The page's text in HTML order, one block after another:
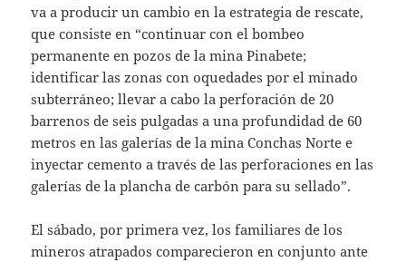
va a producir un cambio en la estrategia de rescate,
que consiste en “continuar con el bombeo
permanente en pozos de la mina Pinabete;
identificar las zonas con oquedades por el minado
subterráneo; llevar a cabo la perforación de 20
barrenos de seis pulgadas a una profundidad de 60
metros en las galerías de la mina Conchas Norte e
inyectar cemento a través de las perforaciones en las
galerías de la plancha de carbón para su sellado”.
El sábado, por primera vez, los familiares de los
mineros atrapados comparecieron en conjunto ante